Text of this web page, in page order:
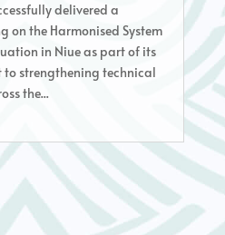
delivered a
the Harmonised System
in Niue as part of its
strengthening technical
the...